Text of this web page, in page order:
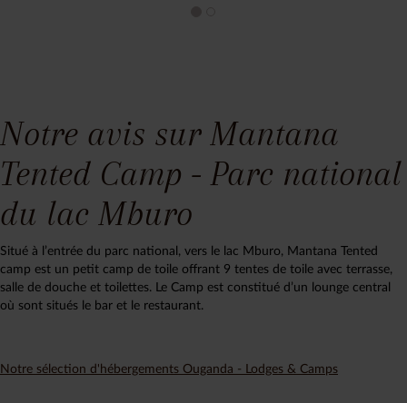
Notre avis sur Mantana
Tented Camp - Parc national
du lac Mburo
Situé à l’entrée du parc national, vers le lac Mburo, Mantana Tented
camp est un petit camp de toile offrant 9 tentes de toile avec terrasse,
salle de douche et toilettes. Le Camp est constitué d’un lounge central
où sont situés le bar et le restaurant.
Notre sélection d'hébergements Ouganda - Lodges & Camps